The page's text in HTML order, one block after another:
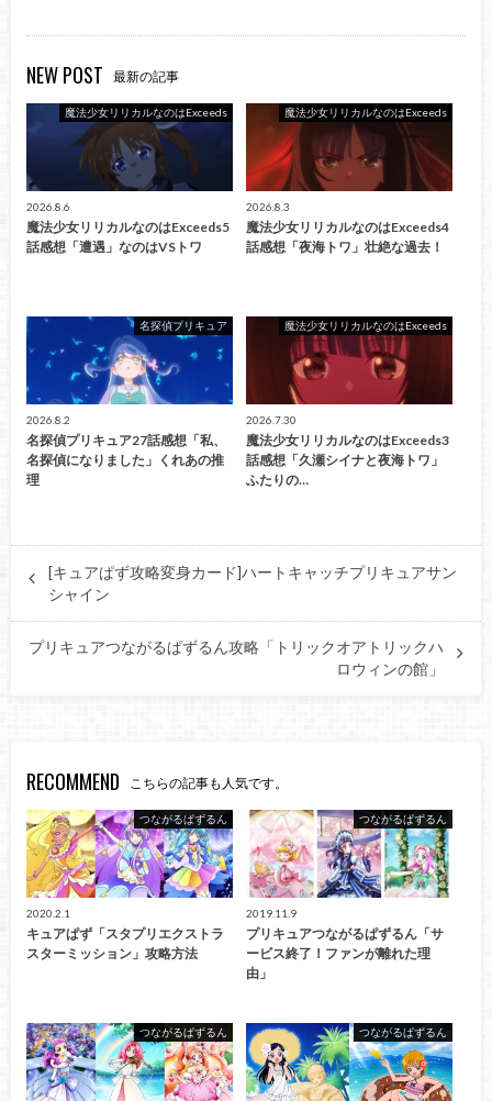
NEW POST 最新の記事
魔法少女リリカルなのはExceeds
2026.8.6
魔法少女リリカルなのはExceeds5
話感想「遭遇」なのはVSトワ
魔法少女リリカルなのはExceeds
2026.8.3
魔法少女リリカルなのはExceeds4
話感想「夜海トワ」壮絶な過去！
名探偵プリキュア
2026.8.2
名探偵プリキュア27話感想「私、
名探偵になりました」くれあの推
理
魔法少女リリカルなのはExceeds
2026.7.30
魔法少女リリカルなのはExceeds3
話感想「久瀬シイナと夜海トワ」
ふたりの…
[キュアぱず攻略変身カード]ハートキャッチプリキュアサン
シャイン
プリキュアつながるぱずるん攻略「トリックオアトリックハ
ロウィンの館」
RECOMMEND こちらの記事も人気です。
つながるぱずるん
2020.2.1
キュアぱず「スタプリエクストラ
スターミッション」攻略方法
つながるぱずるん
2019.11.9
プリキュアつながるぱずるん「サ
ービス終了！ファンが離れた理
由」
つながるぱずるん つながるぱずるん